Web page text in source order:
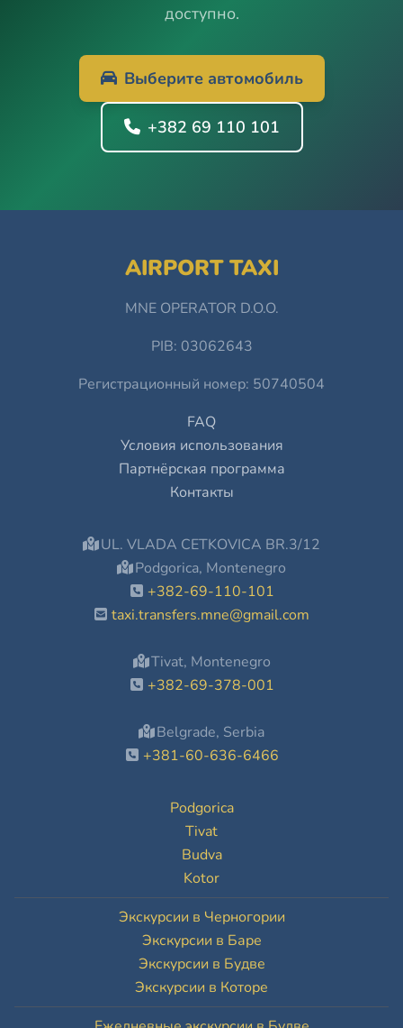
доступно.
Выберите автомобиль
+382 69 110 101
AIRPORT TAXI
MNE OPERATOR D.O.O.
PIB: 03062643
Регистрационный номер: 50740504
FAQ
Условия использования
Партнёрская программа
Контакты
UL. VLADA CETKOVICA BR.3/12
Podgorica, Montenegro
+382-69-110-101
taxi.transfers.mne@gmail.com
Tivat, Montenegro
+382-69-378-001
Belgrade, Serbia
+381-60-636-6466
Podgorica
Tivat
Budva
Kotor
Экскурсии в Черногории
Экскурсии в Баре
Экскурсии в Будве
Экскурсии в Которе